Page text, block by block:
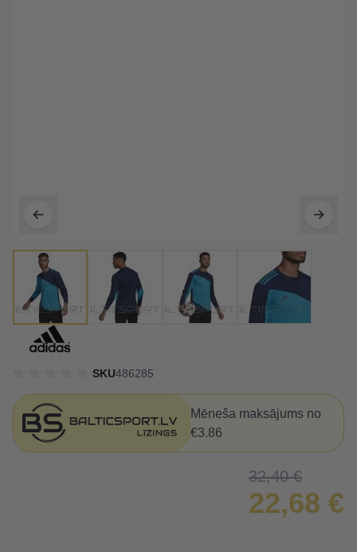
SKU486285
Mēneša maksājums no
€3.86
32,40 €
22,68 €